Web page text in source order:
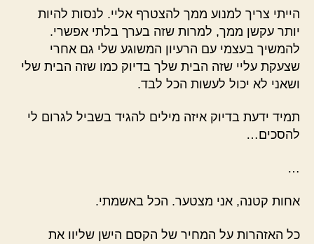
הייתי צריך למנוע ממך להצטרף אליי. לנסות להיות
יותר עקשן ממך, למרות שזה בערך בלתי אפשרי.
להמשיך בעצמי עם הרעיון המשוגע שלי גם אחרי
שצעקת עליי שזה הבית שלך בדיוק כמו שזה הבית שלי
ושאני לא יכול לעשות הכל לבד.
תמיד ידעת בדיוק איזה מילים להגיד בשביל לגרום לי
להסכים…
…
אחות קטנה, אני מצטער. הכל באשמתי.
כל האזהרות על המחיר של הקסם הישן שליוו את